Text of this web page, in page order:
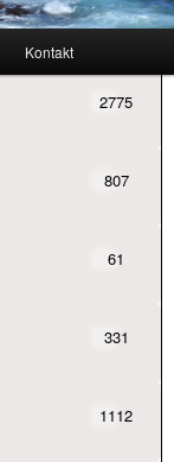
Kontakt
2775
807
61
331
1112